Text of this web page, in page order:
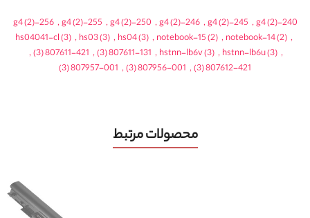
240-g4
(2)
,
245-g4
(2)
,
246-g4
(2)
,
250-g4
(2)
,
255-g4
(2)
,
256-g4
(2)
,
notebook-14(2)
,
notebook-15(2)
,
hs04(3)
,
hs03(3)
,
hs04041-cl(3)
,
hstnn-lb6u(3)
,
hstnn-lb6v(3)
,
807611-131
(3)
,
807611-421
(3)
,
807612-421
(3)
,
807956-001
(3)
,
807957-001
(3)
محصولات مرتبط